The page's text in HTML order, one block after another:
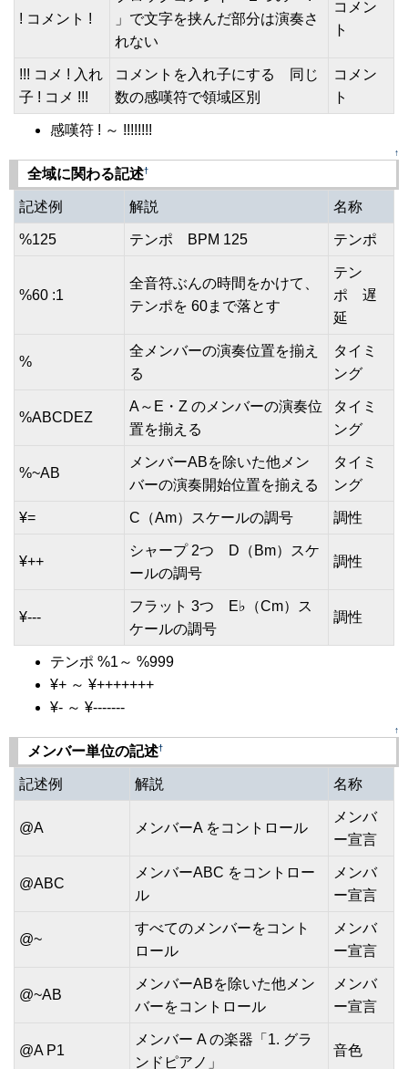
! コメント !
」で文字を挟んだ部分は演奏さ
れない
コメン
ト
!!! コメ ! 入れ
子 ! コメ !!!
コメントを入れ子にする 同じ
数の感嘆符で領域区別
コメン
ト
感嘆符 ! ～ !!!!!!!!
↑
全域に関わる記述†
記述例 解説 名称
%125 テンポ BPM 125 テンポ
%60 :1
全音符ぶんの時間をかけて、
テンポを 60まで落とす
テン
ポ 遅
延
%
全メンバーの演奏位置を揃え
る
タイミ
ング
%ABCDEZ
A～E・Z のメンバーの演奏位
置を揃える
タイミ
ング
%~AB
メンバーABを除いた他メン
バーの演奏開始位置を揃える
タイミ
ング
¥= C（Am）スケールの調号 調性
¥++
シャープ 2つ D（Bm）スケ
ールの調号
調性
¥---
フラット 3つ E♭（Cm）ス
ケールの調号
調性
テンポ %1～ %999
¥+ ～ ¥+++++++
¥- ～ ¥-------
↑
メンバー単位の記述†
記述例 解説 名称
@A メンバーA をコントロール
メンバ
ー宣言
@ABC
メンバーABC をコントロー
ル
メンバ
ー宣言
@~
すべてのメンバーをコント
ロール
メンバ
ー宣言
@~AB
メンバーABを除いた他メン
バーをコントロール
メンバ
ー宣言
@A P1
メンバー A の楽器「1. グラ
ンドピアノ」
音色